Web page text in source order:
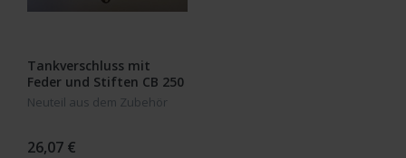
Tankverschluss mit
Feder und Stiften CB 250
-750 Four
Neuteil aus dem Zubehör
26,07 €